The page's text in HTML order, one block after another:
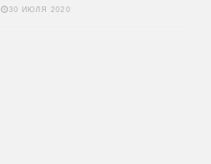
30 ИЮЛЯ 2020